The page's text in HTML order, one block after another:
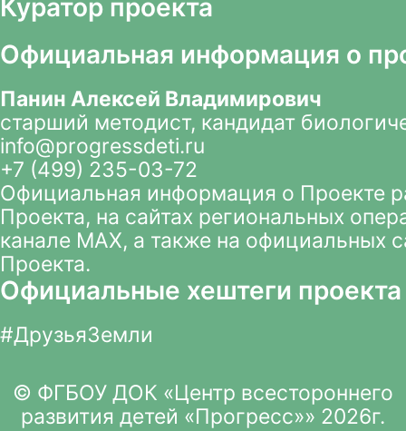
Куратор проекта
Официальная информация о
Панин Алексей Владимирович
старший методист, кандидат
info@progressdeti.ru
+7 (499) 235-03-72
Официальная информация о Проекте
Проекта, на сайтах региональных
канале MAX, а также на официальных
Проекта.
Официальные хештеги проекта
#ДрузьяЗемли
© ФГБОУ ДОК «Центр всестороннего
развития детей «Прогресс»» 2026г.